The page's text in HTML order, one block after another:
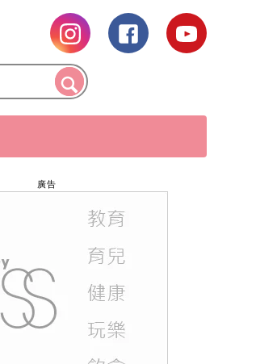
廣告